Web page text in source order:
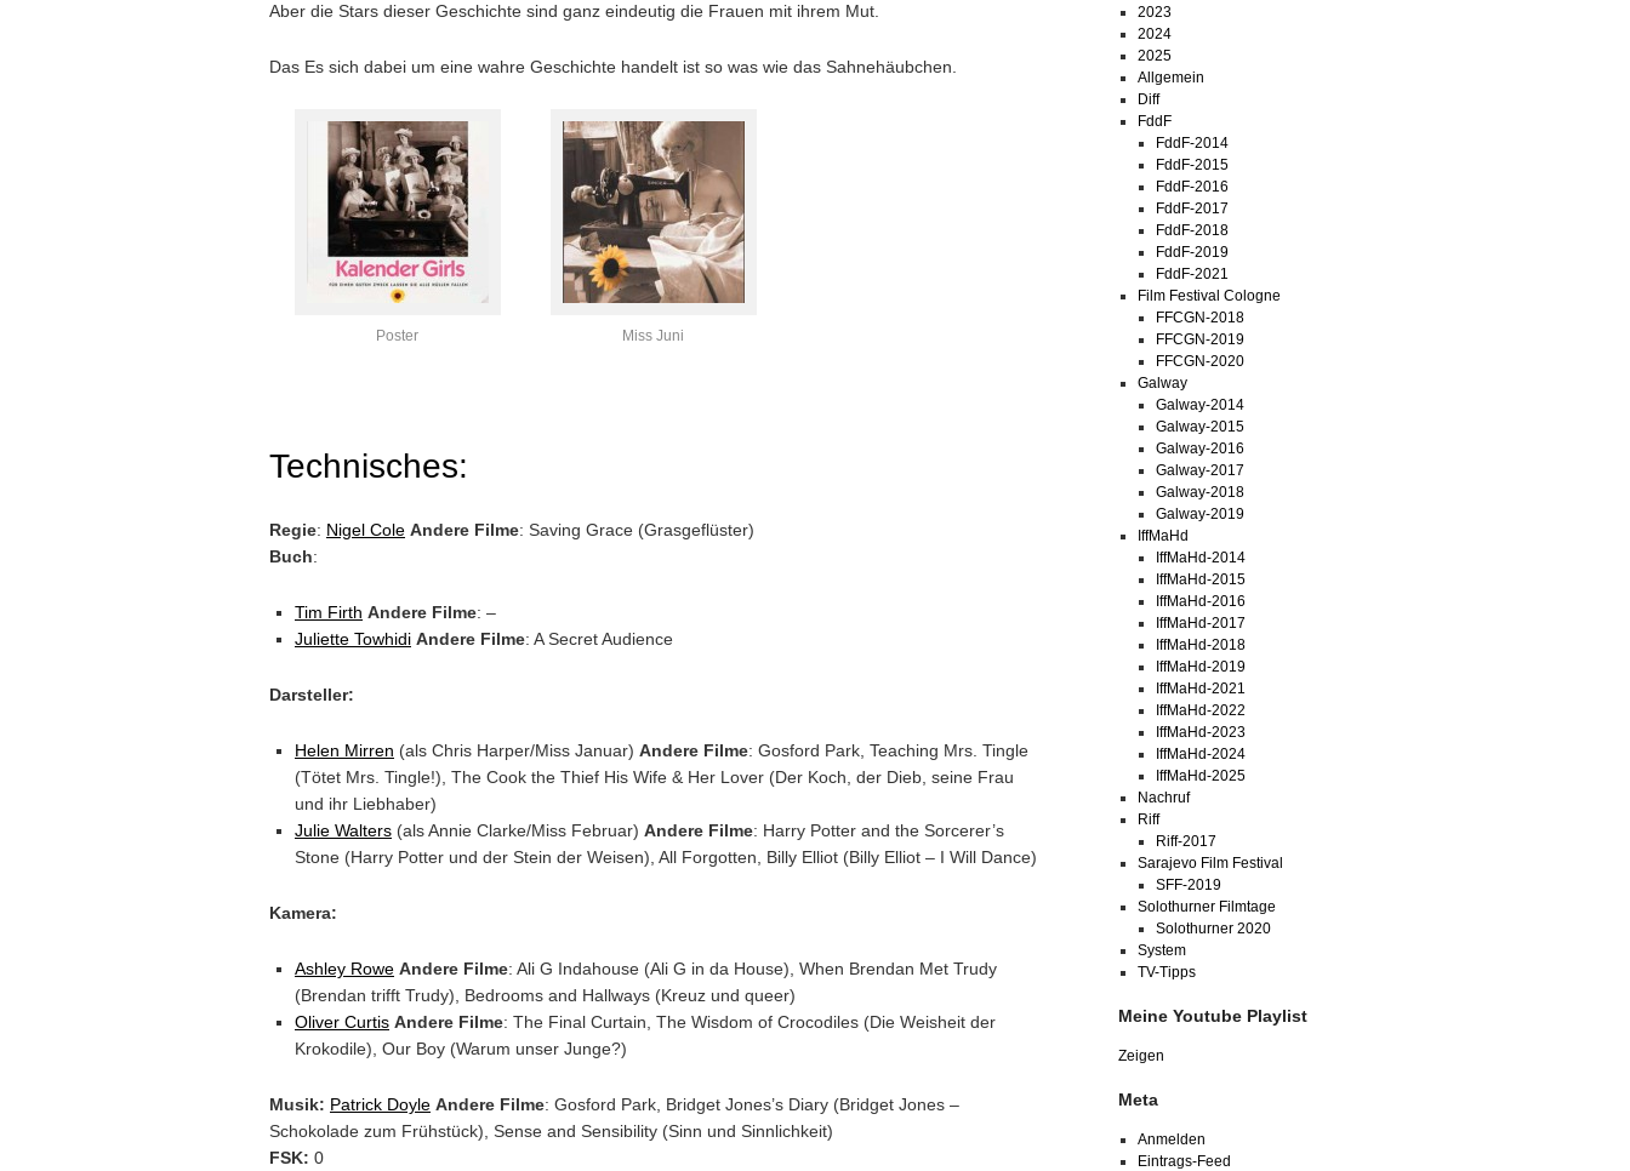
Aber die Stars dieser Geschichte sind ganz eindeutig die Frauen mit ihrem Mut.
Das Es sich dabei um eine wahre Geschichte handelt ist so was wie das Sahnehäubchen.
Poster Miss Juni
Technisches:
Regie: Nigel Cole Andere Filme: Saving Grace (Grasgeflüster)
Buch:
Tim Firth Andere Filme: –
Juliette Towhidi Andere Filme: A Secret Audience
Darsteller:
Helen Mirren (als Chris Harper/Miss Januar) Andere Filme: Gosford Park, Teaching Mrs. Tingle
(Tötet Mrs. Tingle!), The Cook the Thief His Wife & Her Lover (Der Koch, der Dieb, seine Frau
und ihr Liebhaber)
Julie Walters (als Annie Clarke/Miss Februar) Andere Filme: Harry Potter and the Sorcerer’s
Stone (Harry Potter und der Stein der Weisen), All Forgotten, Billy Elliot (Billy Elliot – I Will Dance)
Kamera:
Ashley Rowe Andere Filme: Ali G Indahouse (Ali G in da House), When Brendan Met Trudy
(Brendan trifft Trudy), Bedrooms and Hallways (Kreuz und queer)
Oliver Curtis Andere Filme: The Final Curtain, The Wisdom of Crocodiles (Die Weisheit der
Krokodile), Our Boy (Warum unser Junge?)
Musik: Patrick Doyle Andere Filme: Gosford Park, Bridget Jones’s Diary (Bridget Jones –
Schokolade zum Frühstück), Sense and Sensibility (Sinn und Sinnlichkeit)
FSK: 0
2023
2024
2025
Allgemein
Diff
FddF
FddF-2014
FddF-2015
FddF-2016
FddF-2017
FddF-2018
FddF-2019
FddF-2021
Film Festival Cologne
FFCGN-2018
FFCGN-2019
FFCGN-2020
Galway
Galway-2014
Galway-2015
Galway-2016
Galway-2017
Galway-2018
Galway-2019
IffMaHd
IffMaHd-2014
IffMaHd-2015
IffMaHd-2016
IffMaHd-2017
IffMaHd-2018
IffMaHd-2019
IffMaHd-2021
IffMaHd-2022
IffMaHd-2023
IffMaHd-2024
IffMaHd-2025
Nachruf
Riff
Riff-2017
Sarajevo Film Festival
SFF-2019
Solothurner Filmtage
Solothurner 2020
System
TV-Tipps
Meine Youtube Playlist
Zeigen
Meta
Anmelden
Eintrags-Feed